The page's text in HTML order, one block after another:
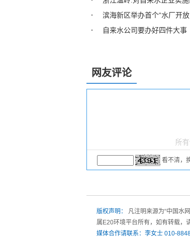
滨海新区举办首个“水厂开
自来水公司要办好四件大事
网友评论
看不清，
版权声明：
凡注明来源为“中国水
属E20环境平台所有，如有转载，
媒体合作请联系：李女士 010-